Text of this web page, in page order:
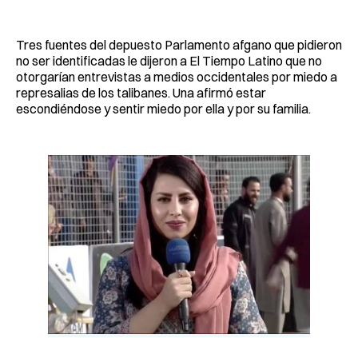
Tres fuentes del depuesto Parlamento afgano que pidieron
no ser identificadas le dijeron a El Tiempo Latino que no
otorgarían entrevistas a medios occidentales por miedo a
represalias de los talibanes. Una afirmó estar
escondiéndose y sentir miedo por ella y por su familia.